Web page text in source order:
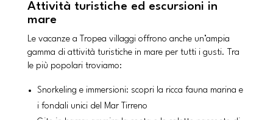
Attività turistiche ed escursioni in
mare
Le vacanze a Tropea villaggi offrono anche un’ampia
gamma di attività turistiche in mare per tutti i gusti. Tra
le più popolari troviamo:
Snorkeling e immersioni: scopri la ricca fauna marina e
i fondali unici del Mar Tirreno